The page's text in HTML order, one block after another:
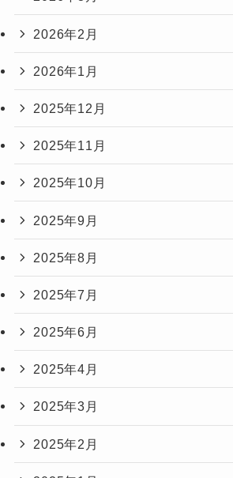
2026年2月
2026年1月
2025年12月
2025年11月
2025年10月
2025年9月
2025年8月
2025年7月
2025年6月
2025年4月
2025年3月
2025年2月